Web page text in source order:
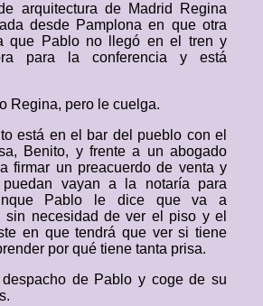
arquitectura de Madrid Regina
desde Pamplona en que otra
que Pablo no llegó en el tren y
para la conferencia y está
Regina, pero le cuelga.
está en el bar del pueblo con el
Benito, y frente a un abogado
firmar un preacuerdo de venta y
vayan a la notaría para
Pablo le dice que va a
sin necesidad de ver el piso y el
en que tendrá que ver si tiene
por qué tiene tanta prisa.
de Pablo y coge de su